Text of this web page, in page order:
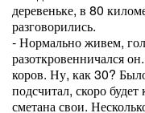
деревеньке, в 80
разговорились.
- Нормально живем,
разоткровенничался
коров. Ну, как 30?
подсчитал, скоро
сметана свои.